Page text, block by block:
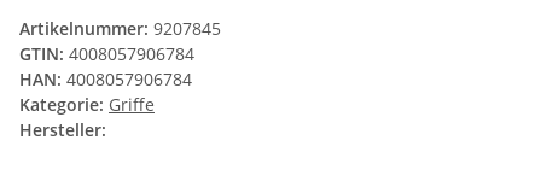
Artikelnummer: 9207845
GTIN: 4008057906784
HAN: 4008057906784
Kategorie: Griffe
Hersteller: